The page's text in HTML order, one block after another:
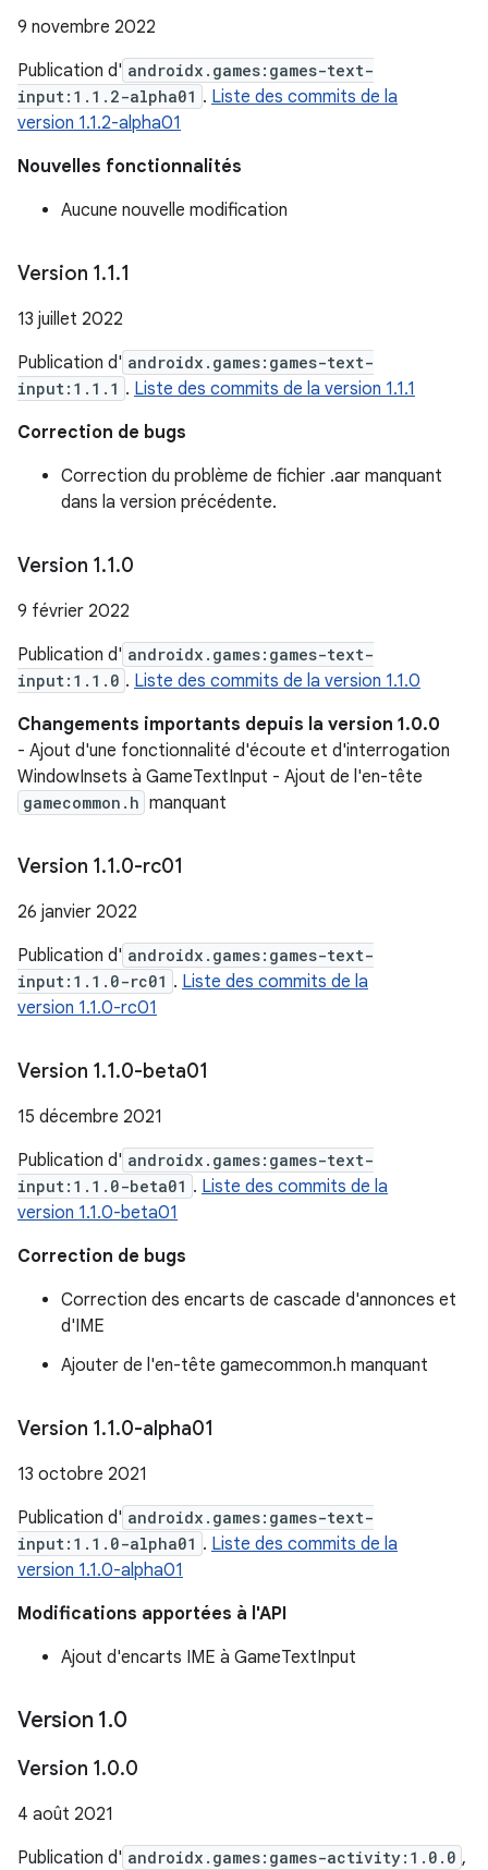
9 novembre 2022
Publication d' androidx.games:games-text-
input:1.1.2-alpha01 . Liste des commits de la
version 1.1.2-alpha01
Nouvelles fonctionnalités
Aucune nouvelle modification
Version 1.1.1
13 juillet 2022
Publication d' androidx.games:games-text-
input:1.1.1 . Liste des commits de la version 1.1.1
Correction de bugs
Correction du problème de fichier .aar manquant
dans la version précédente.
Version 1.1.0
9 février 2022
Publication d' androidx.games:games-text-
input:1.1.0 . Liste des commits de la version 1.1.0
Changements importants depuis la version 1.0.0
- Ajout d'une fonctionnalité d'écoute et d'interrogation
WindowInsets à GameTextInput - Ajout de l'en-tête
gamecommon.h manquant
Version 1.1.0-rc01
26 janvier 2022
Publication d' androidx.games:games-text-
input:1.1.0-rc01 . Liste des commits de la
version 1.1.0-rc01
Version 1.1.0-beta01
15 décembre 2021
Publication d' androidx.games:games-text-
input:1.1.0-beta01 . Liste des commits de la
version 1.1.0-beta01
Correction de bugs
Correction des encarts de cascade d'annonces et
d'IME
Ajouter de l'en-tête gamecommon.h manquant
Version 1.1.0-alpha01
13 octobre 2021
Publication d' androidx.games:games-text-
input:1.1.0-alpha01 . Liste des commits de la
version 1.1.0-alpha01
Modifications apportées à l'API
Ajout d'encarts IME à GameTextInput
Version 1.0
Version 1.0.0
4 août 2021
Publication d' androidx.games:games-activity:1.0.0 ,